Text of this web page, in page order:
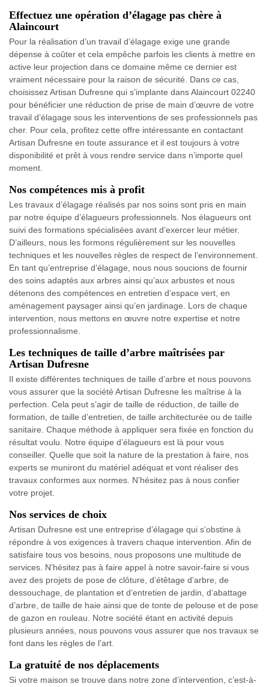
Effectuez une opération d’élagage pas chère à
Alaincourt
Pour la réalisation d’un travail d’élagage exige une grande
dépense à coûter et cela empêche parfois les clients à mettre en
active leur projection dans ce domaine même ce dernier est
vraiment nécessaire pour la raison de sécurité. Dans ce cas,
choisissez Artisan Dufresne qui s’implante dans Alaincourt 02240
pour bénéficier une réduction de prise de main d’œuvre de votre
travail d’élagage sous les interventions de ses professionnels pas
cher. Pour cela, profitez cette offre intéressante en contactant
Artisan Dufresne en toute assurance et il est toujours à votre
disponibilité et prêt à vous rendre service dans n’importe quel
moment.
Nos compétences mis à profit
Les travaux d’élagage réalisés par nos soins sont pris en main
par notre équipe d’élagueurs professionnels. Nos élagueurs ont
suivi des formations spécialisées avant d’exercer leur métier.
D’ailleurs, nous les formons régulièrement sur les nouvelles
techniques et les nouvelles règles de respect de l’environnement.
En tant qu’entreprise d’élagage, nous nous soucions de fournir
des soins adaptés aux arbres ainsi qu’aux arbustes et nous
détenons des compétences en entretien d’espace vert, en
aménagement paysager ainsi qu’en jardinage. Lors de chaque
intervention, nous mettons en œuvre notre expertise et notre
professionnalisme.
Les techniques de taille d’arbre maîtrisées par
Artisan Dufresne
Il existe différentes techniques de taille d’arbre et nous pouvons
vous assurer que la société Artisan Dufresne les maîtrise à la
perfection. Cela peut s’agir de taille de réduction, de taille de
formation, de taille d’entretien, de taille architecturée ou de taille
sanitaire. Chaque méthode à appliquer sera fixée en fonction du
résultat voulu. Notre équipe d’élagueurs est là pour vous
conseiller. Quelle que soit la nature de la prestation à faire, nos
experts se muniront du matériel adéquat et vont réaliser des
travaux conformes aux normes. N’hésitez pas à nous confier
votre projet.
Nos services de choix
Artisan Dufresne est une entreprise d’élagage qui s’obstine à
répondre à vos exigences à travers chaque intervention. Afin de
satisfaire tous vos besoins, nous proposons une multitude de
services. N’hésitez pas à faire appel à notre savoir-faire si vous
avez des projets de pose de clôture, d’étêtage d’arbre, de
dessouchage, de plantation et d’entretien de jardin, d’abattage
d’arbre, de taille de haie ainsi que de tonte de pelouse et de pose
de gazon en rouleau. Notre société étant en activité depuis
plusieurs années, nous pouvons vous assurer que nos travaux se
font dans les règles de l’art.
La gratuité de nos déplacements
Si votre maison se trouve dans notre zone d’intervention, c’est-à-